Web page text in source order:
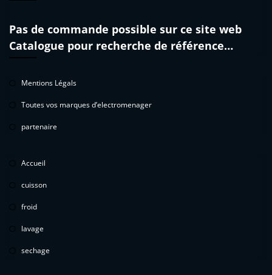
Pas de commande possible sur ce site web
Catalogue pour recherche de référence…
Mentions Légals
Toutes vos marques d’electromenager
partenaire
Accueil
cuisson
froid
lavage
sechage